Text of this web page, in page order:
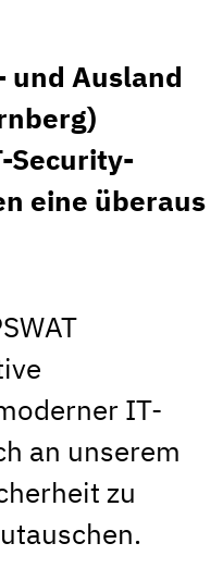
und Ausland
Security-
eine überaus
IT-
an unserem
zu